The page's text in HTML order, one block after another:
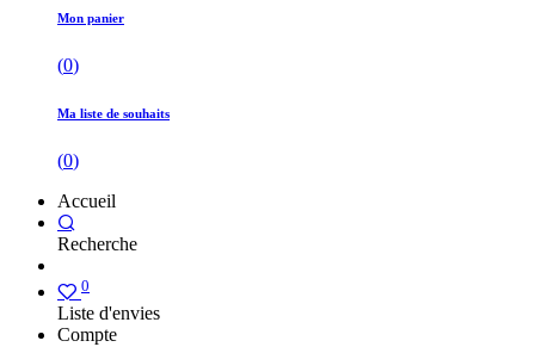
Mon panier
(0)
Ma liste de souhaits
(0)
Accueil
Recherche
0
Liste d'envies
Compte